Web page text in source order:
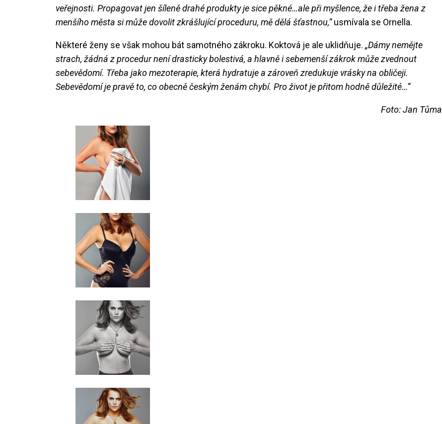
veřejnosti. Propagovat jen šíleně drahé produkty je sice pěkné…ale při myšlence, že i třeba žena z
menšího města si může dovolit zkrášlující proceduru, mě dělá šťastnou,“usmívala se Ornella.
Některé ženy se však mohou bát samotného zákroku. Koktová je ale uklidňuje. „Dámy nemějte
strach, žádná z procedur není drasticky bolestivá, a hlavně i sebemenší zákrok může zvednout
sebevědomí. Třeba jako mezoterapie, která hydratuje a zároveň zredukuje vrásky na obličeji.
Sebevědomí je pravě to, co obecně českým ženám chybí. Pro život je přitom hodně důležité…“
Foto: Jan Tůma